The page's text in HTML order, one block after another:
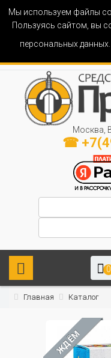
Мы используем файлы
Пользуясь сайтом, вы
персональных данных.
Москва,
☎
0
Главная Каталог
ЖДЁМ